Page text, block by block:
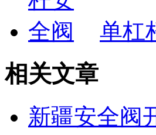
单杠
相关文章
新疆安全阀